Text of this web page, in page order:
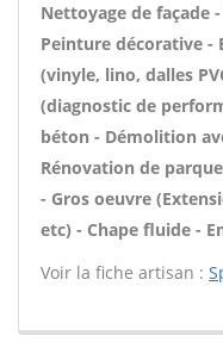
Nettoyage de façade
Peinture décorative -
(vinyle, lino, dalles
(diagnostic de
béton - Démolition
Rénovation de
- Gros oeuvre
etc) - Chape fluide -
Voir la fiche artisan :